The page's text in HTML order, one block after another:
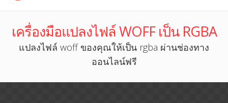
เครื่องมือแปลงไฟล์ WOFF เป็น RGBA
แปลงไฟล์ woff ของคุณให้เป็น rgba ผ่านช่องทาง
ออนไลน์ฟรี